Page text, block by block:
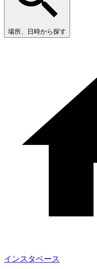
場所、日時から探す
インスタベース